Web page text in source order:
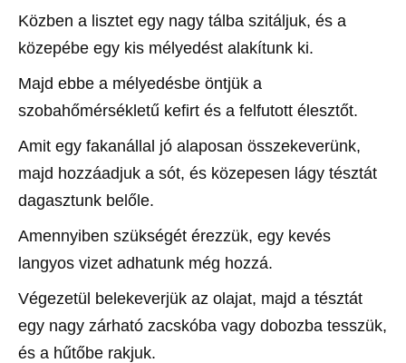
Közben a lisztet egy nagy tálba szitáljuk, és a
közepébe egy kis mélyedést alakítunk ki.
Majd ebbe a mélyedésbe öntjük a
szobahőmérsékletű kefirt és a felfutott élesztőt.
Amit egy fakanállal jó alaposan összekeverünk,
majd hozzáadjuk a sót, és közepesen lágy tésztát
dagasztunk belőle.
Amennyiben szükségét érezzük, egy kevés
langyos vizet adhatunk még hozzá.
Végezetül belekeverjük az olajat, majd a tésztát
egy nagy zárható zacskóba vagy dobozba tesszük,
és a hűtőbe rakjuk.